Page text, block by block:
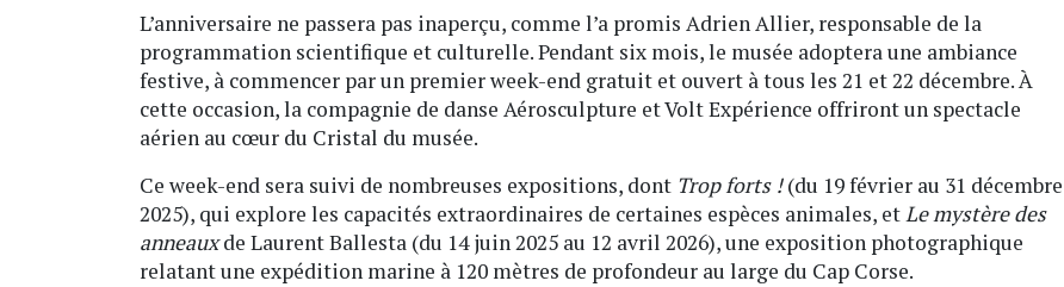
L’anniversaire ne passera pas inaperçu, comme l’a promis Adrien Allier, responsable de la
programmation scientifique et culturelle. Pendant six mois, le musée adoptera une ambiance
festive, à commencer par un premier week-end gratuit et ouvert à tous les 21 et 22 décembre. À
cette occasion, la compagnie de danse Aérosculpture et Volt Expérience offriront un spectacle
aérien au cœur du Cristal du musée.
Ce week-end sera suivi de nombreuses expositions, dont Trop forts !(du 19 février au 31 décembre
2025), qui explore les capacités extraordinaires de certaines espèces animales, etLe mystère des
anneauxde Laurent Ballesta (du 14 juin 2025 au 12 avril 2026), une exposition photographique
relatant une expédition marine à 120 mètres de profondeur au large du Cap Corse.